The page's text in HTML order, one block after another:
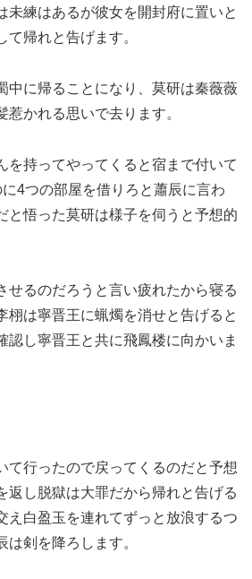
未練はあるが彼女を開封府に置いと
て帰れと告げます。
中に帰ることになり、莫研は秦薇薇
かれる思いで去ります。
を持ってやってくると宿まで付いて
4つの部屋を借りろと蕭辰に言わ
と悟った莫研は様子を伺うと予想的
せるのだろうと言い疲れたから寝る
栩は寧晋王に蝋燭を消せと告げると
認し寧晋王と共に飛鳳楼に向かいま
て行ったので戻ってくるのだと予想
返し脱獄は大罪だから帰れと告げる
え白盈玉を連れてずっと放浪するつ
は剣を降ろします。